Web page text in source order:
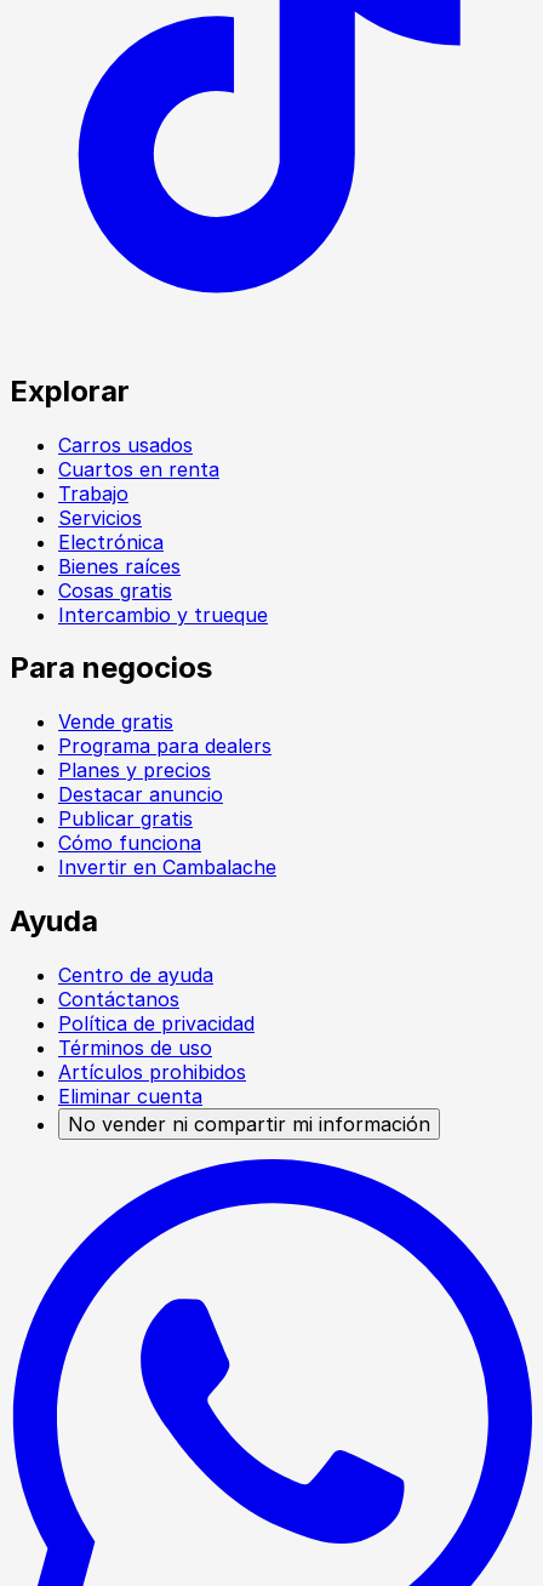
Explorar
Carros usados
Cuartos en renta
Trabajo
Servicios
Electrónica
Bienes raíces
Cosas gratis
Intercambio y trueque
Para negocios
Vende gratis
Programa para dealers
Planes y precios
Destacar anuncio
Publicar gratis
Cómo funciona
Invertir en Cambalache
Ayuda
Centro de ayuda
Contáctanos
Política de privacidad
Términos de uso
Artículos prohibidos
Eliminar cuenta
No vender ni compartir mi información